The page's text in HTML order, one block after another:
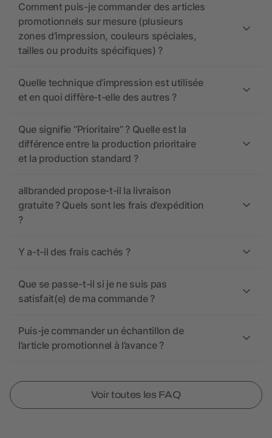
Comment puis-je commander des articles
promotionnels sur mesure (plusieurs
zones d’impression, couleurs spéciales,
tailles ou produits spécifiques) ?
Quelle technique d’impression est utilisée
et en quoi diffère-t-elle des autres ?
Que signifie “Prioritaire” ? Quelle est la
différence entre la production prioritaire
et la production standard ?
allbranded propose-t-il la livraison
gratuite ? Quels sont les frais d’expédition
?
Y a-t-il des frais cachés ?
Que se passe-t-il si je ne suis pas
satisfait(e) de ma commande ?
Puis-je commander un échantillon de
l’article promotionnel à l’avance ?
Voir toutes les FAQ